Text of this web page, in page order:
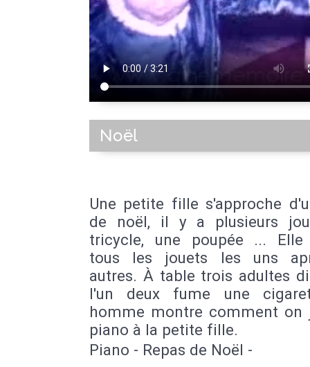
Noël
Une petite fille s'approche
de noël, il y a plusieurs
tricycle, une poupée ... Elle
tous les jouets les uns
autres. À table trois adultes
l'un deux fume une
homme montre comment on
piano à la petite fille.
Piano - Repas de Noël -